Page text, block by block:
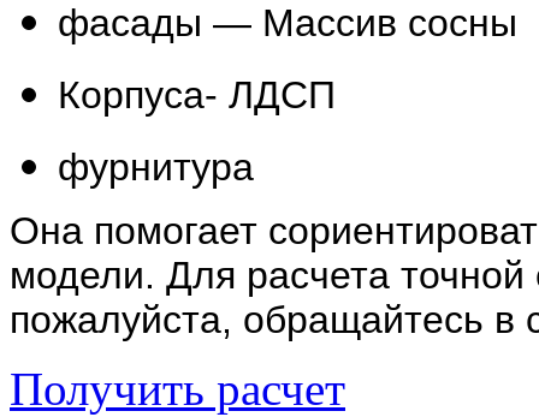
фасады — Массив сосны
Корпуса- ЛДСП
фурнитура
Она помогает
модели. Для расчета
пожалуйста, обращайтесь
Получить расчет